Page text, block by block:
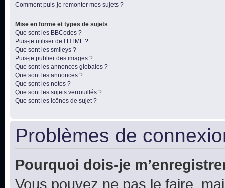
Comment puis-je remonter mes sujets ?
Mise en forme et types de sujets
Que sont les BBCodes ?
Puis-je utiliser de l’HTML ?
Que sont les smileys ?
Puis-je publier des images ?
Que sont les annonces globales ?
Que sont les annonces ?
Que sont les notes ?
Que sont les sujets verrouillés ?
Que sont les icônes de sujet ?
Problèmes de
Pourquoi dois-je
Vous pouvez ne pas le faire,